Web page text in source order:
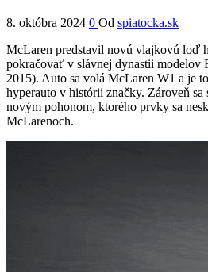
8. októbra 2024 0 Od spiatocka.sk
McLaren predstavil novú vlajkovú loď
pokračovať v slávnej dynastii modelov
2015). Auto sa volá McLaren W1 a je
hyperauto v histórii značky. Zároveň
novým pohonom, ktorého prvky sa
McLarenoch.